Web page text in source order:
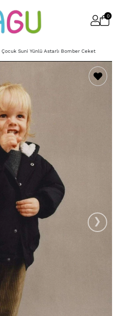
0
Çocuk Suni Yünlü Astarlı Bomber Ceket
›